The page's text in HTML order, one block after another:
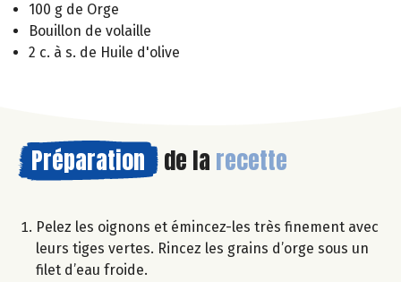
100 g de Orge
Bouillon de volaille
2 c. à s. de Huile d'olive
Préparation de la recette
Pelez les oignons et émincez-les très finement avec
leurs tiges vertes. Rincez les grains d’orge sous un
filet d’eau froide.